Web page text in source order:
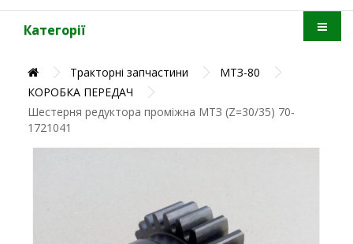
Категорії
Тракторні запчастини
МТЗ-80
КОРОБКА ПЕРЕДАЧ
Шестерня редуктора проміжна МТЗ (Z=30/35) 70-
1721041